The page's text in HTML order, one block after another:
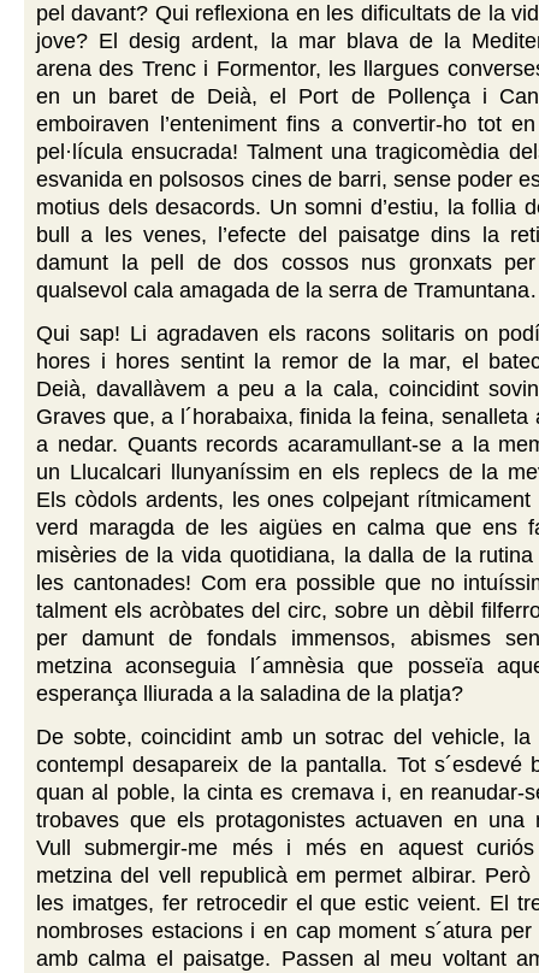
pel davant? Qui reflexiona en les dificultats de la
jove? El desig ardent, la mar blava de la
arena des Trenc i Formentor, les llargues
en un baret de Deià, el Port de Pollença i
emboiraven l’enteniment fins a convertir-ho tot
pel·lícula ensucrada! Talment una tragicomèdia
esvanida en polsosos cines de barri, sense poder
motius dels desacords. Un somni d’estiu, la follia
bull a les venes, l’efecte del paisatge dins la
damunt la pell de dos cossos nus gronxats
qualsevol cala amagada de la serra de
Qui sap! Li agradaven els racons solitaris on
hores i hores sentint la remor de la mar, el
Deià, davallàvem a peu a la cala, coincidint
Graves que, a l´horabaixa, finida la feina, senalleta
a nedar. Quants records acaramullant-se a la
un Llucalcari llunyaníssim en els replecs de la
Els còdols ardents, les ones colpejant
verd maragda de les aigües en calma que ens
misèries de la vida quotidiana, la dalla de la
les cantonades! Com era possible que no
talment els acròbates del circ, sobre un dèbil
per damunt de fondals immensos, abismes
metzina aconseguia l´amnèsia que posseïa
esperança lliurada a la saladina de la platja?
De sobte, coincidint amb un sotrac del vehicle, la
contempl desapareix de la pantalla. Tot s´esdevé
quan al poble, la cinta es cremava i, en reanudar-
trobaves que els protagonistes actuaven en una
Vull submergir-me més i més en aquest
metzina del vell republicà em permet albirar.
les imatges, fer retrocedir el que estic veient. El
nombroses estacions i en cap moment s´atura
amb calma el paisatge. Passen al meu voltant